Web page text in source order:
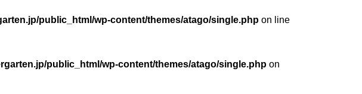
public_html/wp-content/themes/atago/single.php on line
public_html/wp-content/themes/atago/single.php on